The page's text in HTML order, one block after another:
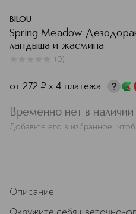
BILOU
Spring Meadow
ландыша и жасмина
(0)
от 272 ¤ х 4 платежа
Временно нет в наличии
Добавьте его в избранное,
Описание